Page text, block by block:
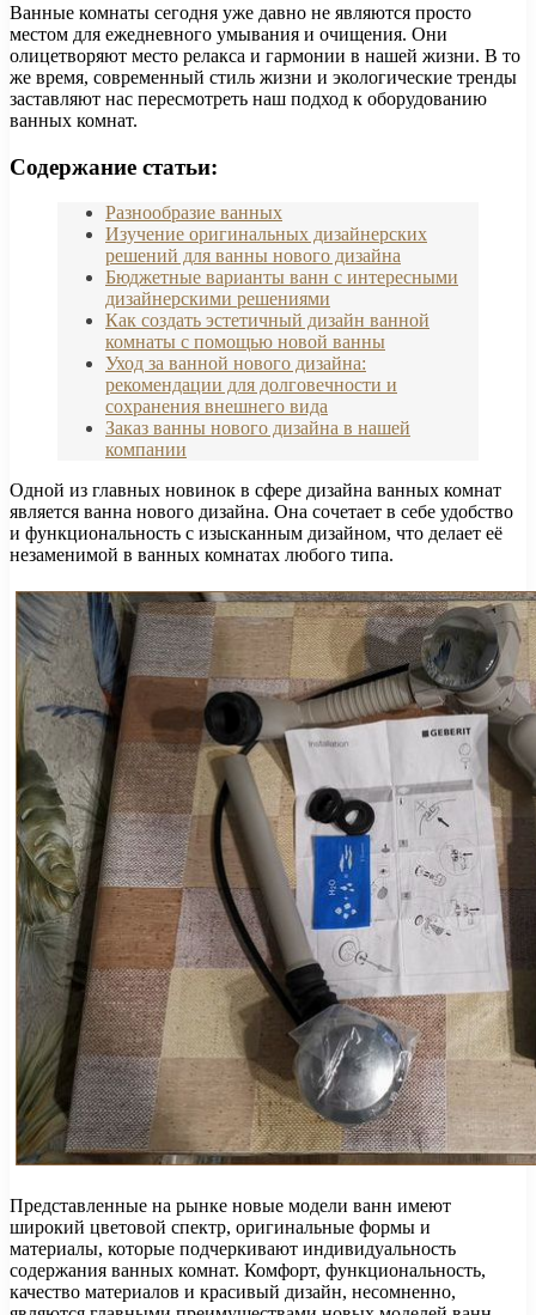
Ванные комнаты сегодня уже давно не являются просто
местом для ежедневного умывания и очищения. Они
олицетворяют место релакса и гармонии в нашей жизни. В то
же время, современный стиль жизни и экологические тренды
заставляют нас пересмотреть наш подход к оборудованию
ванных комнат.
Содержание статьи:
Разнообразие ванных
Изучение оригинальных дизайнерских
решений для ванны нового дизайна
Бюджетные варианты ванн с интересными
дизайнерскими решениями
Как создать эстетичный дизайн ванной
комнаты с помощью новой ванны
Уход за ванной нового дизайна:
рекомендации для долговечности и
сохранения внешнего вида
Заказ ванны нового дизайна в нашей
компании
Одной из главных новинок в сфере дизайна ванных комнат
является ванна нового дизайна. Она сочетает в себе удобство
и функциональность с изысканным дизайном, что делает её
незаменимой в ванных комнатах любого типа.
Представленные на рынке новые модели ванн имеют
широкий цветовой спектр, оригинальные формы и
материалы, которые подчеркивают индивидуальность
содержания ванных комнат. Комфорт, функциональность,
качество материалов и красивый дизайн, несомненно,